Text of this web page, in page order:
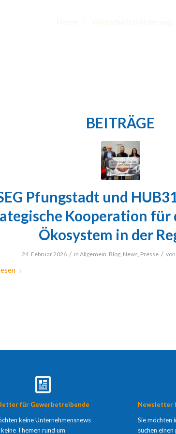
BEITRÄGE
Pfungstadt und
Kooperation für
Ökosystem in der
24. Februar 2026 / in Allgemein, Blog, News, Presse / von
für Gewerbetreibende
keine Unternehmensnews
Themen rund um
Newsletter
Sie möchten
suchen